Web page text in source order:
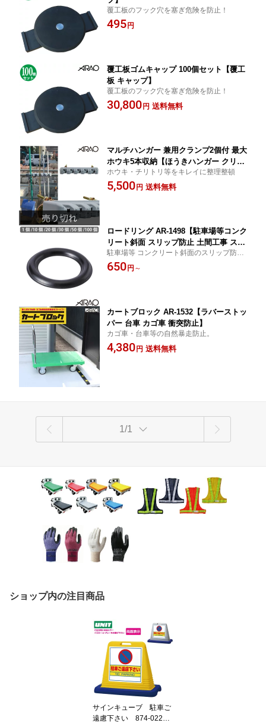
覆工板のフック穴を塞ぎ危険を防止！
495 円
覆工板ゴムキャップ 100個セット【覆工
板 キャップ】
覆工板のフック穴を塞ぎ危険を防止！
30,800 円 送料無料
マルチハンガー 兼用クランプ2個付 最大
ホウキ5本収納【ほうきハンガー クリー
ンハンガー クリーンスタンド クリーン
ボックス ホウキ 収納 】アラオ
ホウキ・チリトリ等をキレイに整理整頓
5,500 円 送料無料
ロードリング AR-1498【駐車場等コンク
リート斜面 スリップ防止 土間工事 スロ
ープ工事 滑り止め ドーナツ型 オーリン
グ アラオ ARAO】
駐車場等 コンクリート斜面のスリップ防止
に
650 円 ～
カートブロック AR-1532【ラバーストッ
パー 台車 カゴ車 衝突防止】
カゴ車・台車等の自然暴走防止。
4,380 円 送料無料
1/1
ショップ内の注目商品
サインキューブ 駐車ご
遠慮下さい 874-022